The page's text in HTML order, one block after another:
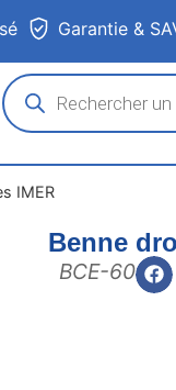
Garantie &
IMER
Benne
BCE-60